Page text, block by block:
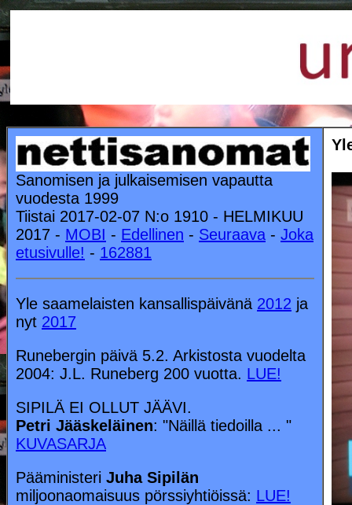
Sanomisen ja julkaisemisen vapautta
vuodesta 1999
Tiistai 2017-02-07 N:o 1910 - HELMIKUU
2017 - MOBI - Edellinen - Seuraava - Joka
etusivulle! - 162881
Yle saamelaisten kansallispäivänä 2012 ja
nyt 2017
Runebergin päivä 5.2. Arkistosta vuodelta
2004: J.L. Runeberg 200 vuotta. LUE!
SIPILÄ EI OLLUT JÄÄVI.
Petri Jääskeläinen: "Näillä tiedoilla ... "
KUVASARJA
Pääministeri Juha Sipilän
miljoonaomaisuus pörssiyhtiöissä: LUE!